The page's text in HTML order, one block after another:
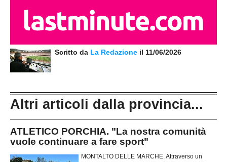
Scritto da La Redazione il 11/06/2026
Altri articoli dalla provincia...
ATLETICO PORCHIA. "La nostra comunità
vuole continuare a fare sport"
MONTALTO DELLE MARCHE. Attraverso un